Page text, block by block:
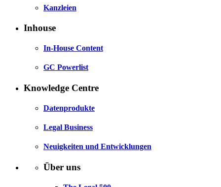
Kanzleien
Inhouse
In-House Content
GC Powerlist
Knowledge Centre
Datenprodukte
Legal Business
Neuigkeiten und Entwicklungen
Über uns